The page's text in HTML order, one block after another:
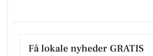
Få lokale nyheder GRATIS